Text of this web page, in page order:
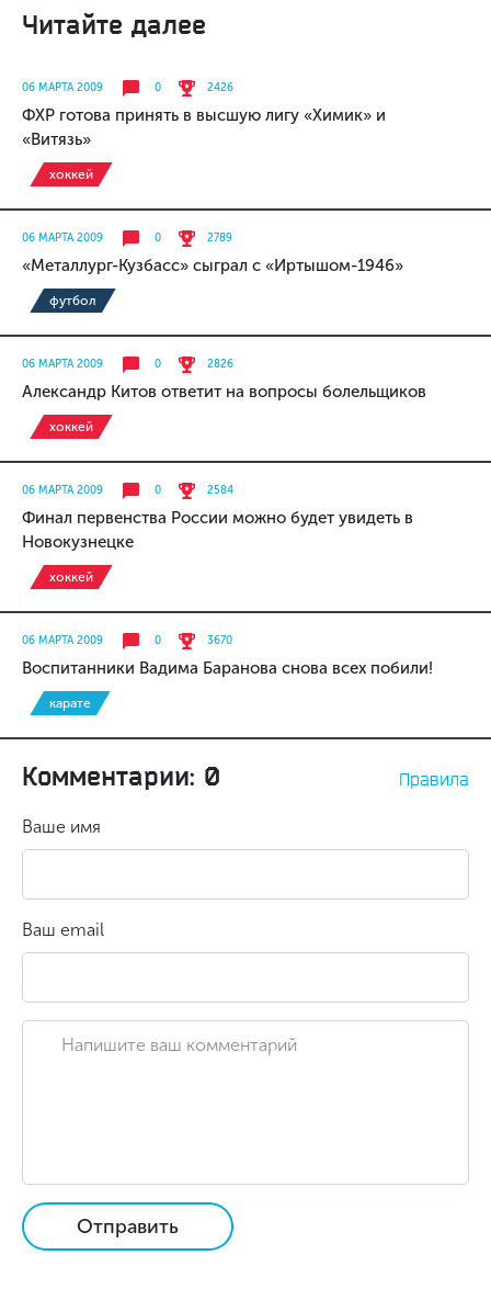
Читайте далее
06 МАРТА 2009 0 2426
ФХР готова принять в высшую лигу «Химик» и
«Витязь»
хоккей
06 МАРТА 2009 0 2789
«Металлург-Кузбасс» сыграл с «Иртышом-1946»
футбол
06 МАРТА 2009 0 2826
Александр Китов ответит на вопросы болельщиков
хоккей
06 МАРТА 2009 0 2584
Финал первенства России можно будет увидеть в
Новокузнецке
хоккей
06 МАРТА 2009 0 3670
Воспитанники Вадима Баранова снова всех побили!
карате
Комментарии: 0 Правила
Ваше имя
Ваш email
Отправить